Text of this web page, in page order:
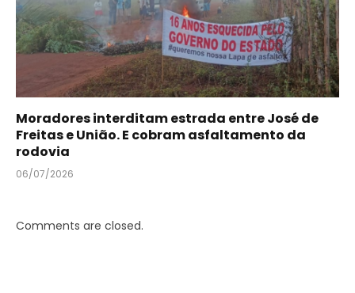
Moradores interditam estrada entre José de
Freitas e União. E cobram asfaltamento da
rodovia
06/07/2026
Comments are closed.